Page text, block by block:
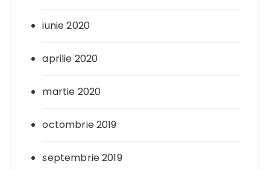
iunie 2020
aprilie 2020
martie 2020
octombrie 2019
septembrie 2019